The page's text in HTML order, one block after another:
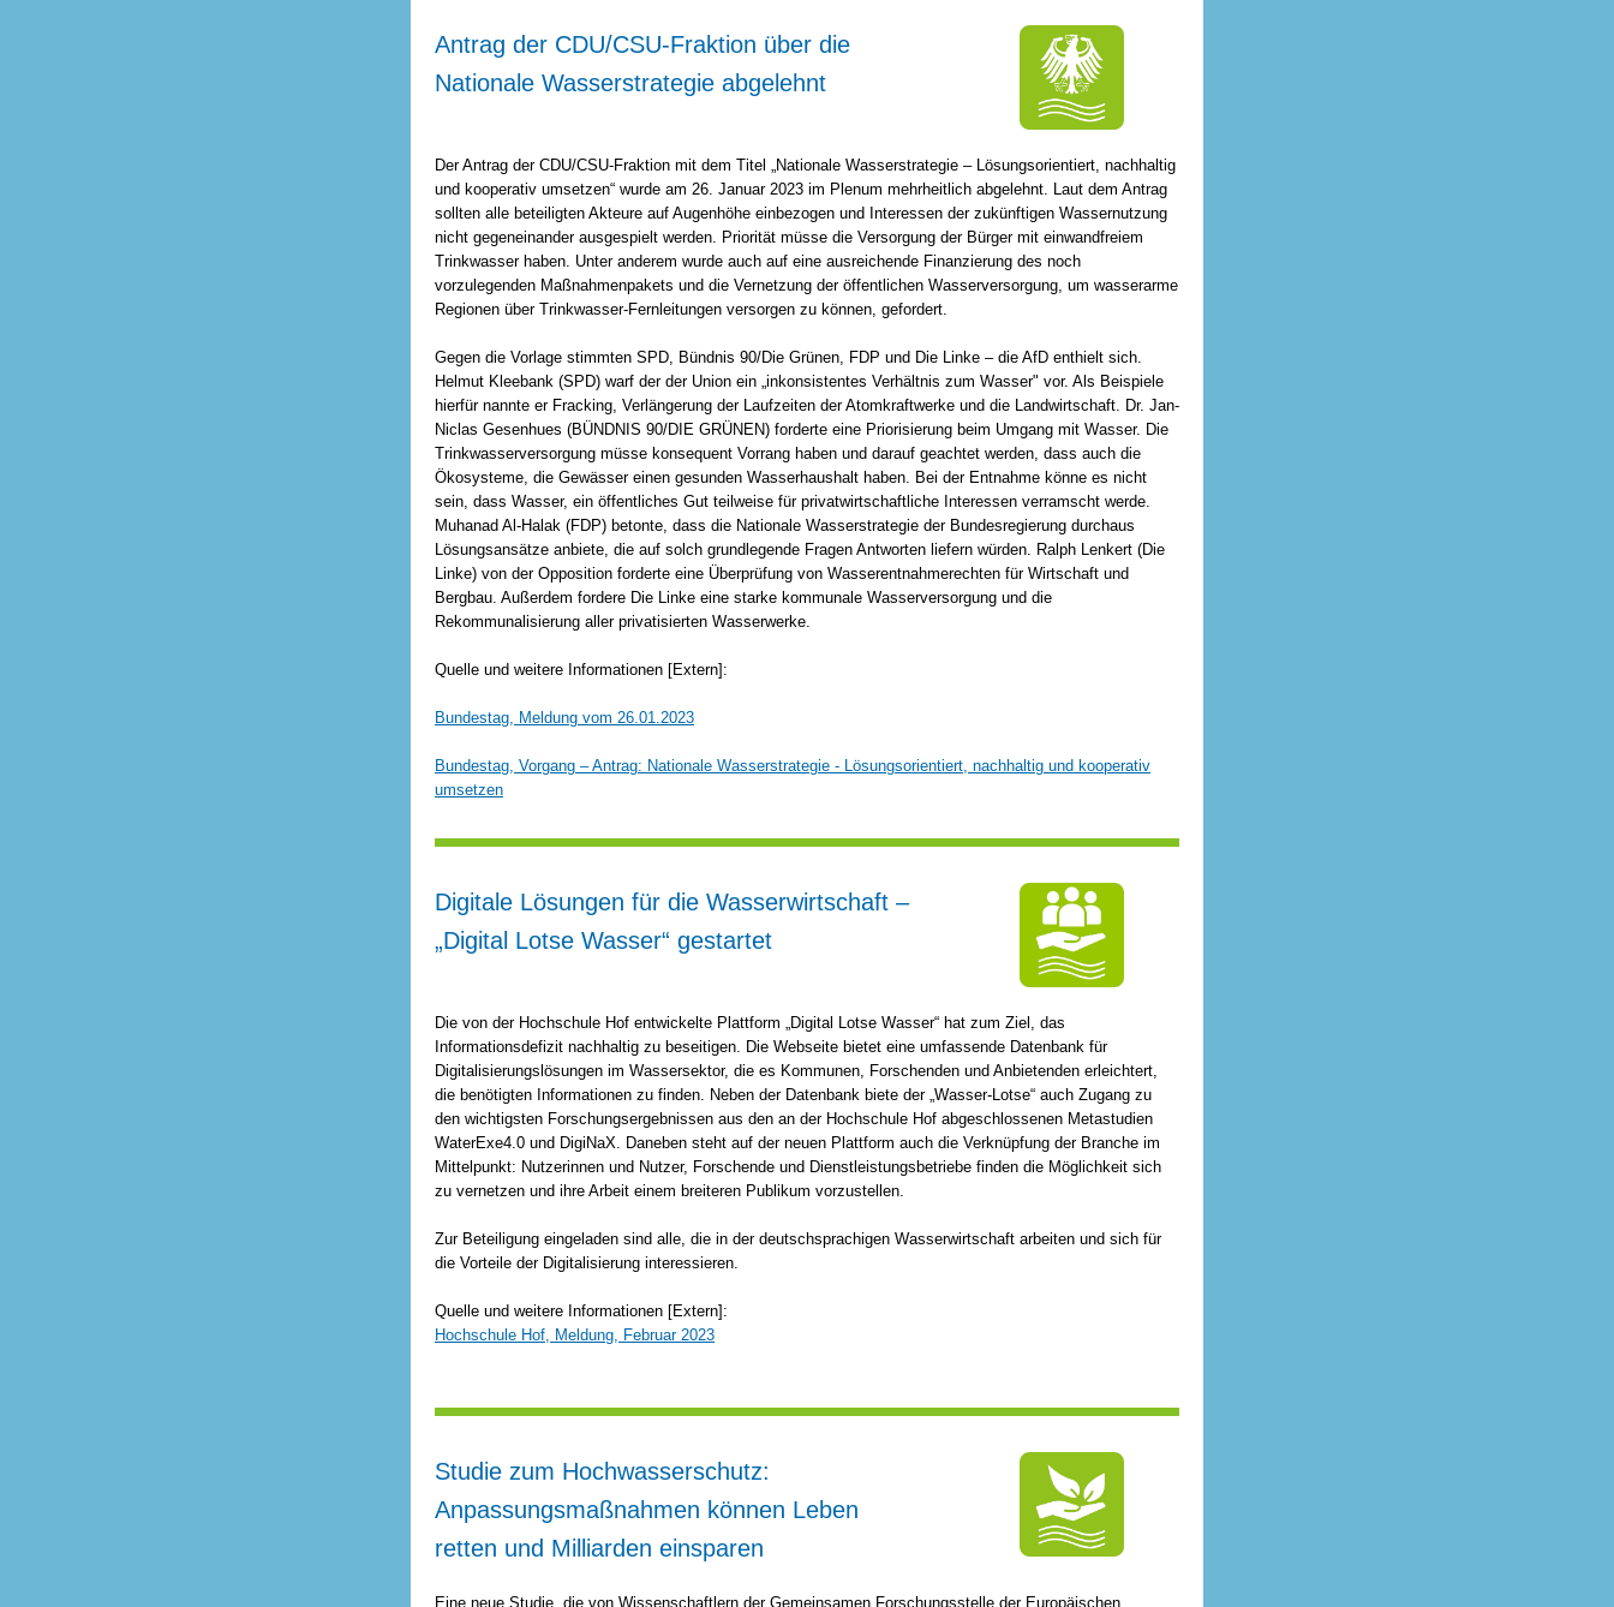
Antrag der CDU/CSU-Fraktion über die
Nationale Wasserstrategie abgelehnt
Der Antrag der CDU/CSU-Fraktion mit dem Titel „Nationale Wasserstrategie – Lösungsorientiert, nachhaltig
und kooperativ umsetzen“ wurde am 26. Januar 2023 im Plenum mehrheitlich abgelehnt. Laut dem Antrag
sollten alle beteiligten Akteure auf Augenhöhe einbezogen und Interessen der zukünftigen Wassernutzung
nicht gegeneinander ausgespielt werden. Priorität müsse die Versorgung der Bürger mit einwandfreiem
Trinkwasser haben. Unter anderem wurde auch auf eine ausreichende Finanzierung des noch
vorzulegenden Maßnahmenpakets und die Vernetzung der öffentlichen Wasserversorgung, um wasserarme
Regionen über Trinkwasser-Fernleitungen versorgen zu können, gefordert.
Gegen die Vorlage stimmten SPD, Bündnis 90/Die Grünen, FDP und Die Linke – die AfD enthielt sich.
Helmut Kleebank (SPD) warf der der Union ein „inkonsistentes Verhältnis zum Wasser" vor. Als Beispiele
hierfür nannte er Fracking, Verlängerung der Laufzeiten der Atomkraftwerke und die Landwirtschaft. Dr. Jan-
Niclas Gesenhues (BÜNDNIS 90/DIE GRÜNEN) forderte eine Priorisierung beim Umgang mit Wasser. Die
Trinkwasserversorgung müsse konsequent Vorrang haben und darauf geachtet werden, dass auch die
Ökosysteme, die Gewässer einen gesunden Wasserhaushalt haben. Bei der Entnahme könne es nicht
sein, dass Wasser, ein öffentliches Gut teilweise für privatwirtschaftliche Interessen verramscht werde.
Muhanad Al-Halak (FDP) betonte, dass die Nationale Wasserstrategie der Bundesregierung durchaus
Lösungsansätze anbiete, die auf solch grundlegende Fragen Antworten liefern würden. Ralph Lenkert (Die
Linke) von der Opposition forderte eine Überprüfung von Wasserentnahmerechten für Wirtschaft und
Bergbau. Außerdem fordere Die Linke eine starke kommunale Wasserversorgung und die
Rekommunalisierung aller privatisierten Wasserwerke.
Quelle und weitere Informationen [Extern]:
Bundestag, Meldung vom 26.01.2023
Bundestag, Vorgang – Antrag: Nationale Wasserstrategie - Lösungsorientiert, nachhaltig und kooperativ
umsetzen
Digitale Lösungen für die Wasserwirtschaft –
„Digital Lotse Wasser“ gestartet
Die von der Hochschule Hof entwickelte Plattform „Digital Lotse Wasser“ hat zum Ziel, das
Informationsdefizit nachhaltig zu beseitigen. Die Webseite bietet eine umfassende Datenbank für
Digitalisierungslösungen im Wassersektor, die es Kommunen, Forschenden und Anbietenden erleichtert,
die benötigten Informationen zu finden. Neben der Datenbank biete der „Wasser-Lotse“ auch Zugang zu
den wichtigsten Forschungsergebnissen aus den an der Hochschule Hof abgeschlossenen Metastudien
WaterExe4.0 und DigiNaX. Daneben steht auf der neuen Plattform auch die Verknüpfung der Branche im
Mittelpunkt: Nutzerinnen und Nutzer, Forschende und Dienstleistungsbetriebe finden die Möglichkeit sich
zu vernetzen und ihre Arbeit einem breiteren Publikum vorzustellen.
Zur Beteiligung eingeladen sind alle, die in der deutschsprachigen Wasserwirtschaft arbeiten und sich für
die Vorteile der Digitalisierung interessieren.
Quelle und weitere Informationen [Extern]:
Hochschule Hof, Meldung, Februar 2023
Studie zum Hochwasserschutz:
Anpassungsmaßnahmen können Leben
retten und Milliarden einsparen
Eine neue Studie, die von Wissenschaftlern der Gemeinsamen Forschungsstelle der Europäischen